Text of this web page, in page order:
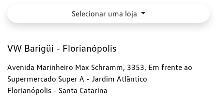
Selecionar uma loja
VW Barigüi - Florianópolis
Avenida Marinheiro Max Schramm, 3353, Em frente ao
Supermercado Super A - Jardim Atlântico
Florianópolis - Santa Catarina